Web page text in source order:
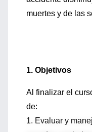
muertes y de las
1. Objetivos
Al finalizar el
de:
1. Evaluar y